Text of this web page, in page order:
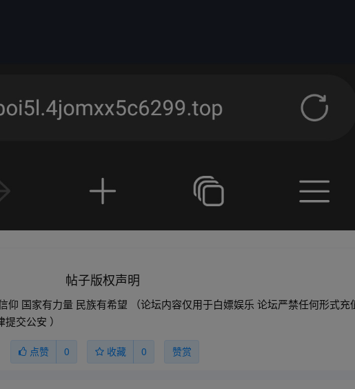
帖子版权声明
仰 国家有力量 民族有希望 （论坛内容仅用于白嫖娱乐 论坛严禁任何形式充
交公安 ）
点赞 0 收藏 0 赞赏